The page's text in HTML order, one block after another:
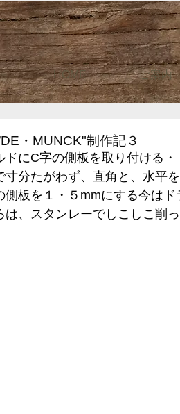
HOME ご案内
・MUNCK"制作記３
ドにC字の側板を取り付ける
寸分たがわず、直角と、水平
側板を１・５mmにする今は
は、スタンレーでしこしこ削っ